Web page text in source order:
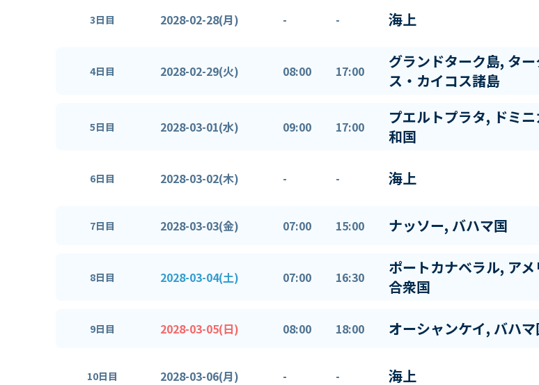
3日目 2028-02-28(月) - - 海上
4日目 2028-02-29(火) 08:00 17:00
グランドターク島, ター
ス・カイコス諸島
5日目 2028-03-01(水) 09:00 17:00
プエルトプラタ, ドミ
和国
6日目 2028-03-02(木) - - 海上
7日目 2028-03-03(金) 07:00 15:00 ナッソー, バハマ国
8日目 2028-03-04(土) 07:00 16:30
ポートカナベラル, アメ
合衆国
9日目 2028-03-05(日) 08:00 18:00 オーシャンケイ, バハマ
10日目 2028-03-06(月) - - 海上